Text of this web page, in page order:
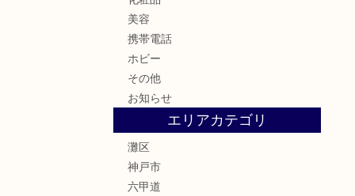
美容
携帯電話
ホビー
その他
お知らせ
エリアカテゴリ
灘区
神戸市
六甲道